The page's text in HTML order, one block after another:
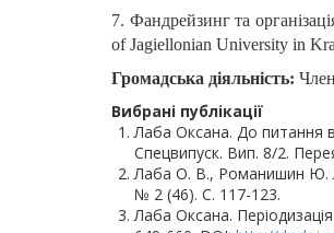
7. Фандрейзинг та
of Jagiellonian University in
Громадська діяльність:
Вибрані публікації
Лаба Оксана. До питання
Спецвипуск. Вип. 8/2.
Лаба О. В., Романишин Ю.
№ 2 (46). С. 117-123.
Лаба Оксана.